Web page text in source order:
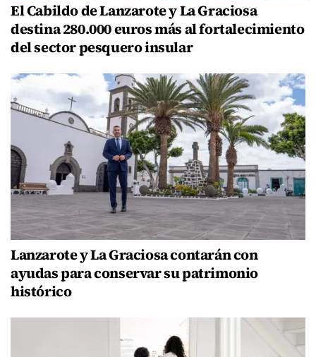
El Cabildo de Lanzarote y La Graciosa
destina 280.000 euros más al fortalecimiento
del sector pesquero insular
Lanzarote y La Graciosa contarán con
ayudas para conservar su patrimonio
histórico